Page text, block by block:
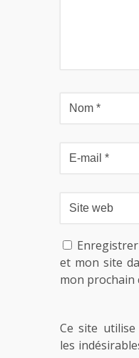
et mon site
mon prochain
Ce site
les